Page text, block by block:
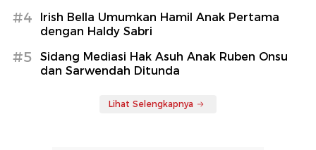
#4
Irish Bella Umumkan Hamil Anak Pertama
dengan Haldy Sabri
#5
Sidang Mediasi Hak Asuh Anak Ruben Onsu
dan Sarwendah Ditunda
Lihat Selengkapnya